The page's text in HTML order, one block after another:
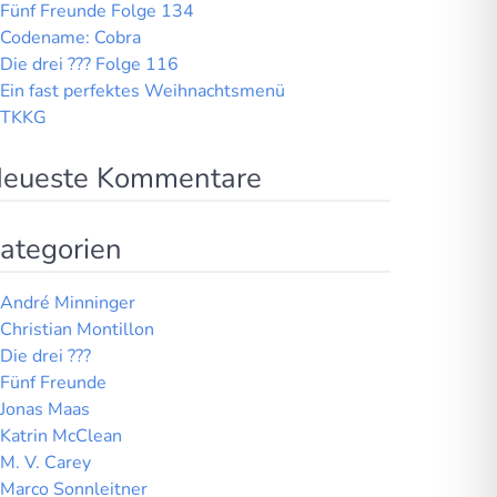
Fünf Freunde Folge 134
Codename: Cobra
Die drei ??? Folge 116
Ein fast perfektes Weihnachtsmenü
TKKG
Kommentare
André Minninger
Christian Montillon
Die drei ???
Fünf Freunde
Jonas Maas
Katrin McClean
M. V. Carey
Marco Sonnleitner